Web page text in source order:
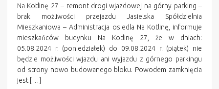
Na Kotlinę 27 – remont drogi wjazdowej na górny parking –
brak możliwości przejazdu Jasielska Spółdzielnia
Mieszkaniowa – Administracja osiedla Na Kotlinę, informuje
mieszkańców budynku Na Kotlinę 27, że w dniach:
05.08.2024 r. (poniedziałek) do 09.08.2024 r. (piątek) nie
będzie możliwości wjazdu ani wyjazdu z górnego parkingu
od strony nowo budowanego bloku. Powodem zamknięcia
jest […]